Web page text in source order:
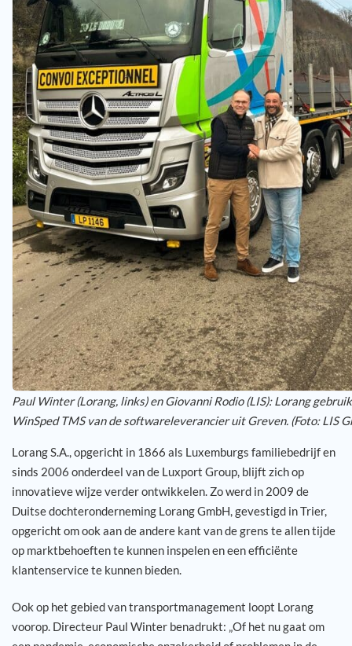
Paul Winter (Lorang, links) en Giovanni Rodio (LIS): Lorang
WinSped TMS van de softwareleverancier uit Greven. (Foto: LIS
Lorang S.A., opgericht in 1866 als Luxemburgs familiebedrijf en
sinds 2006 onderdeel van de Luxport Group, blijft zich op
innovatieve wijze verder ontwikkelen. Zo werd in 2009 de
Duitse dochteronderneming Lorang GmbH, gevestigd in Trier,
opgericht om ook aan de andere kant van de grens te allen tijde
op marktbehoeften te kunnen inspelen en een efficiënte
klantenservice te kunnen bieden.
Ook op het gebied van transportmanagement loopt Lorang
voorop. Directeur Paul Winter benadrukt: „Of het nu gaat om